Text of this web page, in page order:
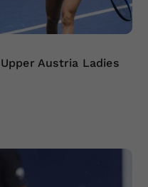
Austria Ladies